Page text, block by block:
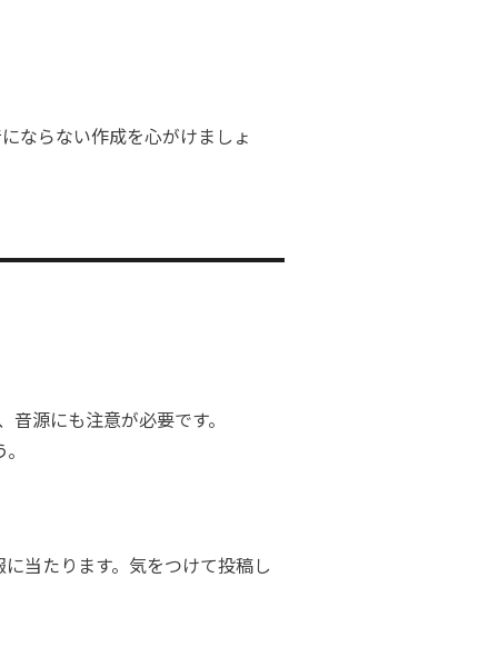
ならない作成を心がけましょ
源にも注意が必要です。
当たります。気をつけて投稿し